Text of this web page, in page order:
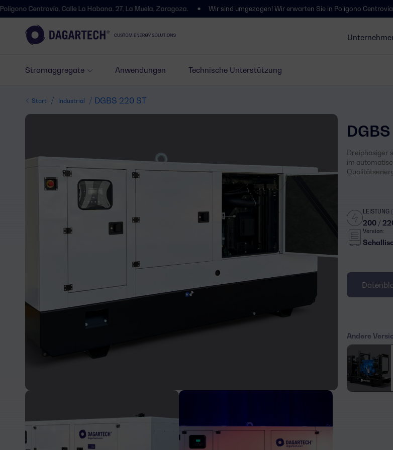
Stromaggregate Anwendungen Technische Unterstützung
Calle La Habana, 27, La Muela, Zaragoza. Wir sind umgezogen! Wir erwarten Sie in Polígono Centrovía, Calle La
Start / Industrial / DGBS 220 ST
Dreiphasiger
im
LEISTUNG
200 /
Version:
Andere